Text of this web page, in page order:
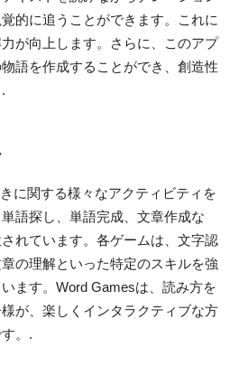
的に追うことができます。これに
が向上します。さらに、このアプ
語を作成することができ、創造性
に関する様々なアクティビティを
語探し、単語完成、文章作成な
れています。各ゲームは、文字認
の理解といった特定のスキルを強
ます。Word Gamesは、読み方を
が、楽しくインタラクティブな方
。.